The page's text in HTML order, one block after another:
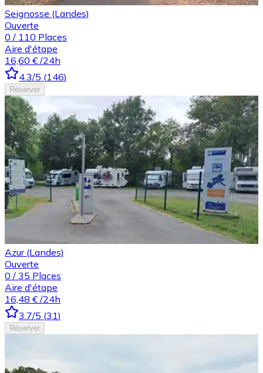
Seignosse (Landes)
Ouverte
0 / 110 Places
Aire d'étape
16,60 € /24h
4.3/5 (146)
Réserver
Azur (Landes)
Ouverte
0 / 35 Places
Aire d'étape
16,48 € /24h
3.7/5 (31)
Réserver